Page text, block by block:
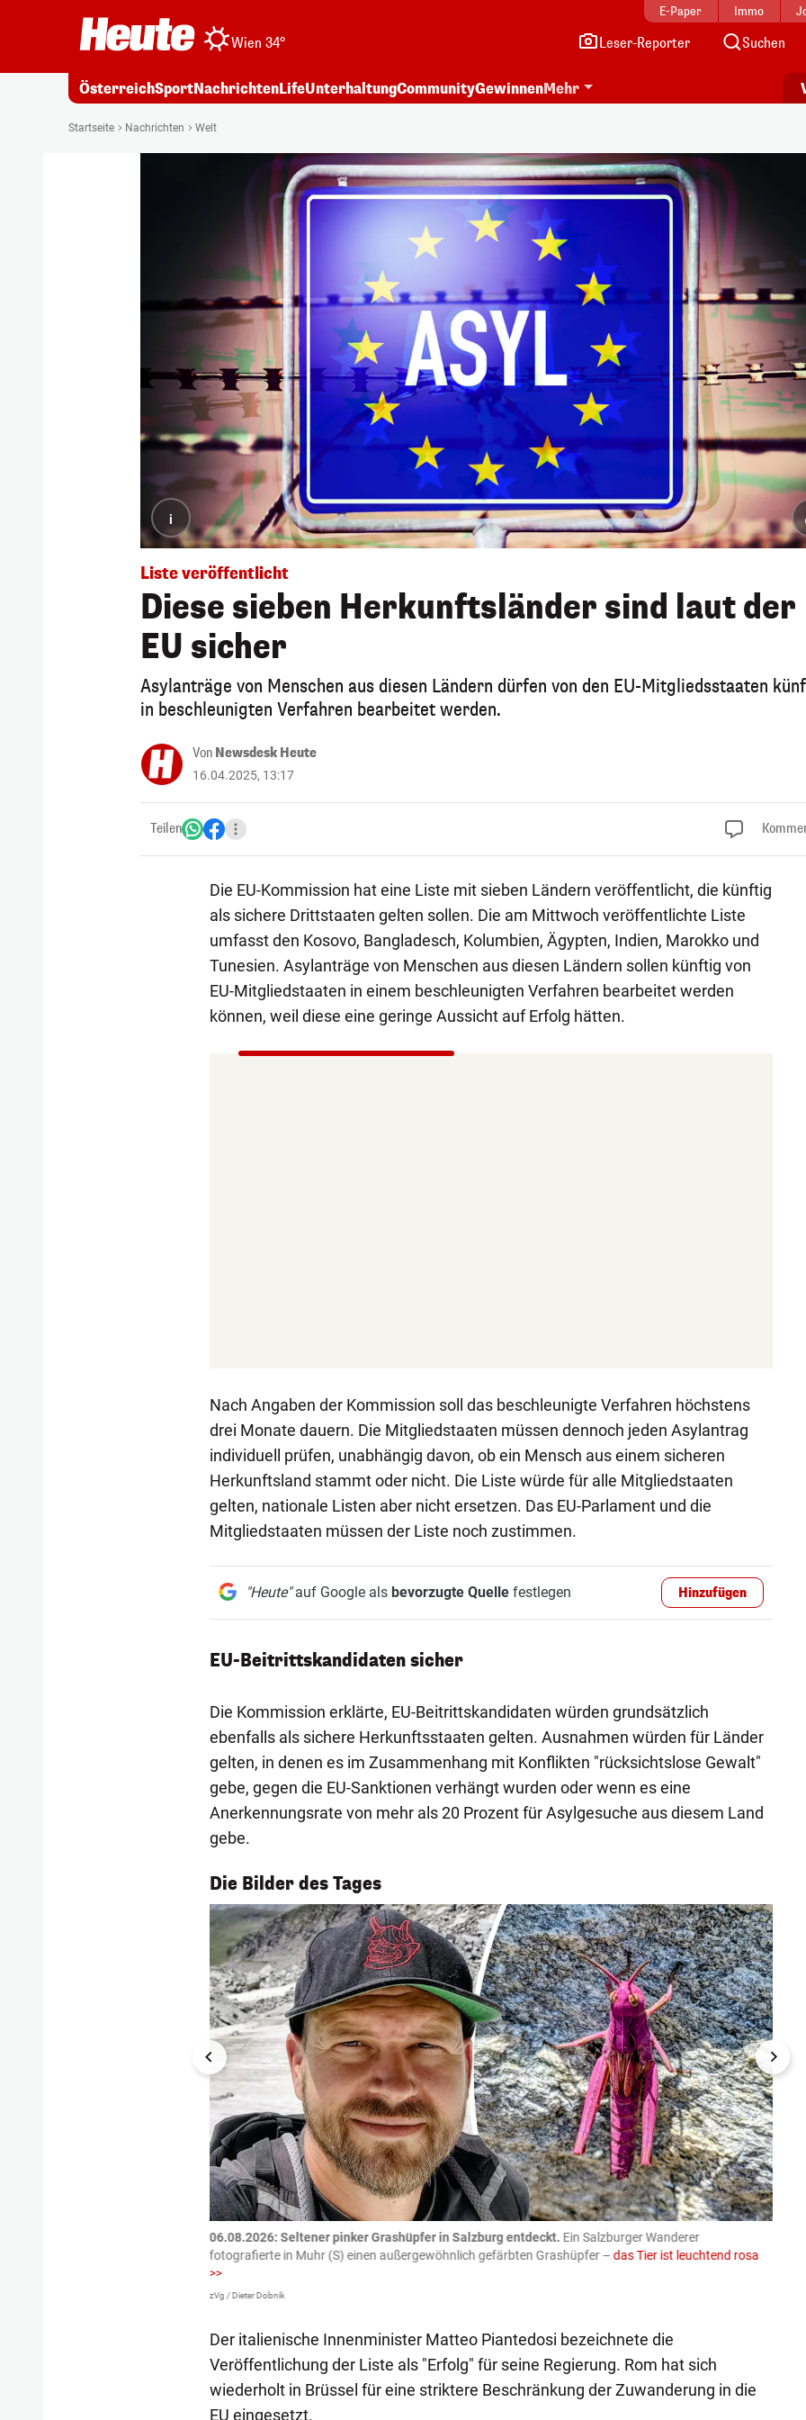
E-Paper Immo
Wien 34° Leser-Reporter Suchen
ÖsterreichSportNachrichtenLifeUnterhaltungCommunityGewinnenMehr
Startseite Nachrichten Welt
i
Liste veröffentlicht
Diese sieben Herkunftsländer sind laut der
EU sicher
Asylanträge von Menschen aus diesen Ländern dürfen von den EU-Mitgliedsstaaten
in beschleunigten Verfahren bearbeitet werden.
Von Newsdesk Heute
16.04.2025, 13:17
Teilen
Die EU-Kommission hat eine Liste mit sieben Ländern veröffentlicht, die künftig
als sichere Drittstaaten gelten sollen. Die am Mittwoch veröffentlichte Liste
umfasst den Kosovo, Bangladesch, Kolumbien, Ägypten, Indien, Marokko und
Tunesien. Asylanträge von Menschen aus diesen Ländern sollen künftig von
EU-Mitgliedstaaten in einem beschleunigten Verfahren bearbeitet werden
können, weil diese eine geringe Aussicht auf Erfolg hätten.
Nach Angaben der Kommission soll das beschleunigte Verfahren höchstens
drei Monate dauern. Die Mitgliedstaaten müssen dennoch jeden Asylantrag
individuell prüfen, unabhängig davon, ob ein Mensch aus einem sicheren
Herkunftsland stammt oder nicht. Die Liste würde für alle Mitgliedstaaten
gelten, nationale Listen aber nicht ersetzen. Das EU-Parlament und die
Mitgliedstaaten müssen der Liste noch zustimmen.
"Heute"auf Google als bevorzugte Quellefestlegen Hinzufügen
EU-Beitrittskandidaten sicher
Die Kommission erklärte, EU-Beitrittskandidaten würden grundsätzlich
ebenfalls als sichere Herkunftsstaaten gelten. Ausnahmen würden für Länder
gelten, in denen es im Zusammenhang mit Konflikten "rücksichtslose Gewalt"
gebe, gegen die EU-Sanktionen verhängt wurden oder wenn es eine
Anerkennungsrate von mehr als 20 Prozent für Asylgesuche aus diesem Land
gebe.
Die Bilder des Tages
1/54
06.08.2026: Seltener pinker Grashüpfer in Salzburg entdeckt. Ein Salzburger Wanderer
fotografierte in Muhr (S) einen außergewöhnlich gefärbten Grashüpfer – das Tier ist leuchtend rosa
>>
zVg / Dieter Dobnik
Der italienische Innenminister Matteo Piantedosi bezeichnete die
Veröffentlichung der Liste als "Erfolg" für seine Regierung. Rom hat sich
wiederholt in Brüssel für eine striktere Beschränkung der Zuwanderung in die
EU eingesetzt.